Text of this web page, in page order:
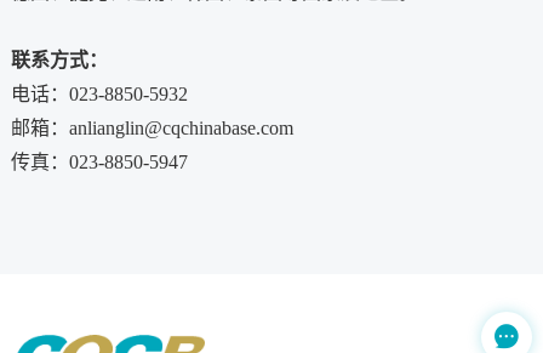
联系方式：
电话：023-8850-5932
邮箱：anlianglin@cqchinabase.com
传真：023-8850-5947
